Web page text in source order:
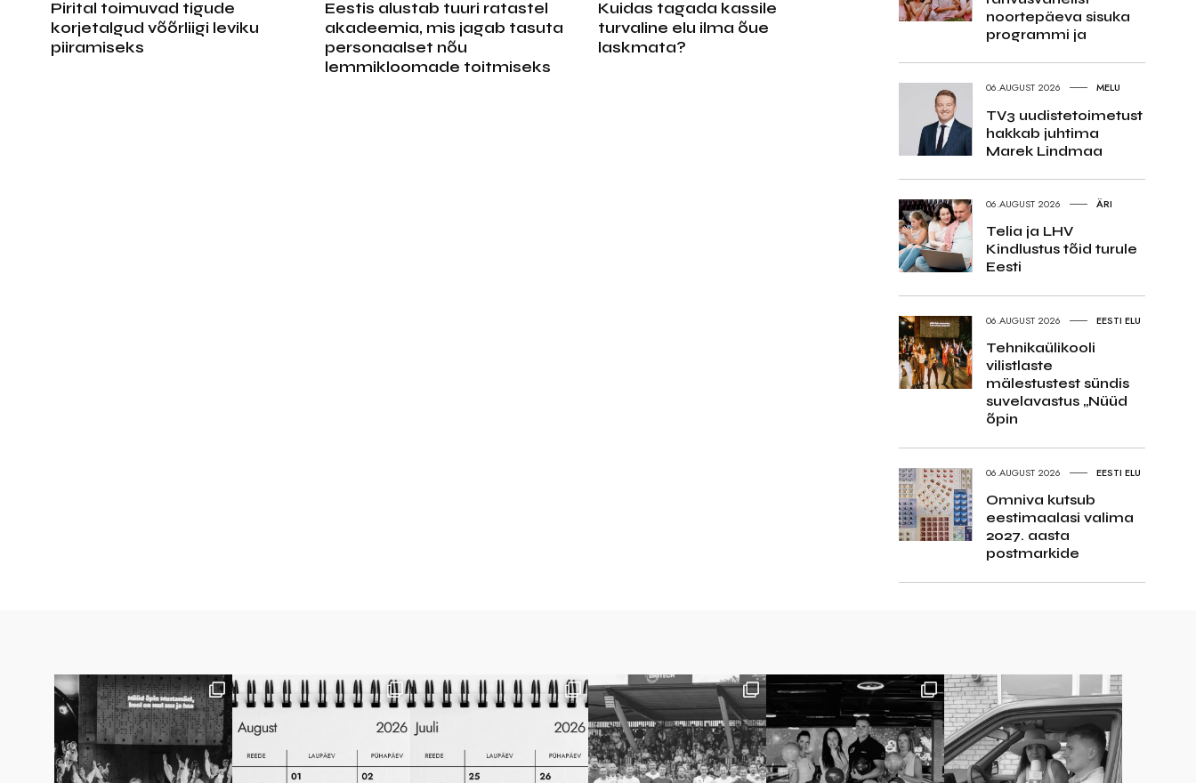
Pirital toimuvad tigude
korjetalgud võõrliigi leviku
piiramiseks
Eestis alustab tuuri ratastel
akadeemia, mis jagab tasuta
personaalset nõu
lemmikloomade toitmiseks
Kuidas tagada kassile
turvaline elu ilma õue
laskmata?
noortepäeva sisuka
programmi ja
06.AUGUST 2026 MELU
TV3 uudistetoimetust
hakkab juhtima
Marek Lindmaa
06.AUGUST 2026 ÄRI
Telia ja LHV
Kindlustus tõid turule
Eesti
06.AUGUST 2026 EESTI ELU
Tehnikaülikooli
vilistlaste
mälestustest sündis
suvelavastus „Nüüd
õpin
06.AUGUST 2026 EESTI ELU
Omniva kutsub
eestimaalasi valima
2027. aasta
postmarkide